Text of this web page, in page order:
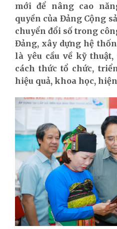
mới để nâng cao
quyền của Đảng Cộng
chuyển đổi số trong
Đảng, xây dựng hệ
là yêu cầu về kỹ
cách thức tổ chức,
hiệu quả, khoa học,